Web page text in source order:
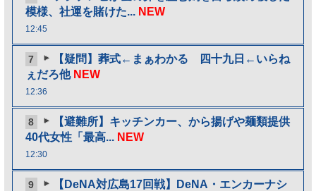
模様、社運を賭けた... NEW
12:45
7
【疑問】葬式←まぁわかる 四十九日←いらね
ぇだろ他 NEW
12:36
8
【避難所】キッチンカー、から揚げや麺類提供
40代女性「最高... NEW
12:30
9
【DeNA対広島17回戦】DeNA・エンカーナシ